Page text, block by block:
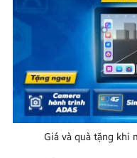
Giá và quà tặng khi